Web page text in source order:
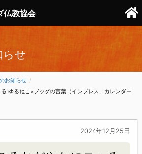
仏教協会
らせ
お知らせ
ゆるねこ×ブッダの言葉（インプレス、カレンダー
2024年12月25日